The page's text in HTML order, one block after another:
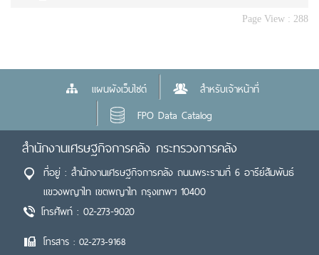
Page View : 288
แผนผังเว็บไซต์
สำหรับเจ้าหน้าที่
FPO Data Catalog
สำนักงานเศรษฐกิจการคลัง กระทรวงการคลัง
ที่อยู่ : สำนักงานเศรษฐกิจการคลัง ถนนพระรามที่ 6 อารีย์สัมพันธ์
แขวงพญาไท เขตพญาไท กรุงเทพฯ 10400
โทรศัพท์ : 02-273-9020
โทรสาร : 02-273-9168